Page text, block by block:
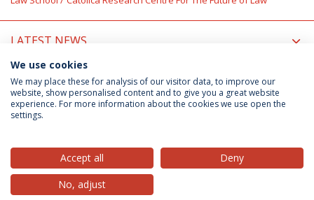
LATEST NEWS
UPCOMING EVENTS
Privacy Policy
© 2026 Universidade Católica Portuguesa
We use cookies
We may place these for analysis of our visitor data, to improve our
website, show personalised content and to give you a great website
experience. For more information about the cookies we use open the
settings.
Accept all
Deny
No, adjust